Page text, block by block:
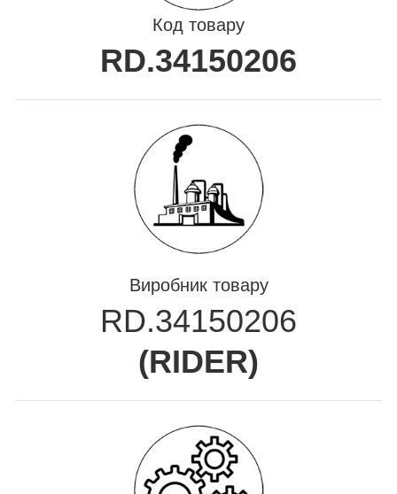
Код товару
RD.34150206
Виробник товару
RD.34150206
(RIDER)